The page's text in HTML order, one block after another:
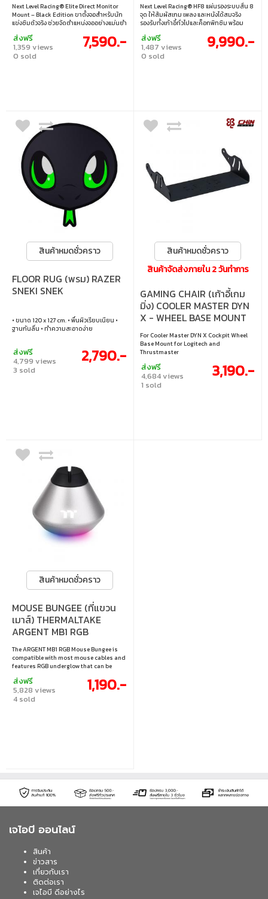
DIRECT MONITOR MOUNT
(NLR-E017)
Next Level Racing® Elite Direct Monitor
Mount – Black Edition ขาตั้งจอสำหรับนัก
แข่งซิมตัวจริง ช่วยจัดตำแหน่งจออย่างแม่นยำ
ดีไซน์ลงตัว หากใช้ร่วมกับ Motion Platform
แนะนำรุ่นขาตั้งแบบแยก
ส่งฟรี
1,359 views
0 sold
7,590.-
PRO HAPTIC FEEDBACK
GAMING PAD (NLR-G006)
Next Level Racing® HF8 แผ่นรองระบบสั่น 8
จุด ให้สัมผัสเกม เพลง และหนังได้สมจริง
รองรับทั้งเก้าอี้ทั่วไปและค็อกพิทซิม พร้อม
มอเตอร์ได้ ใช้งานง่ายไม่ต้องใช้การ์ดเสียง
เสริม
ส่งฟรี
1,487 views
0 sold
9,990.-
สินค้าหมดชั่วคราว
FLOOR RUG (พรม) RAZER
SNEKI SNEK
• ขนาด 120 x 127 cm. • พื้นผิวเรียบเนียน •
ฐานกันลื่น • ทำความสะอาดง่าย
ส่งฟรี
4,799 views
3 sold
2,790.-
สินค้าหมดชั่วคราว
สินค้าจัดส่งภายใน 2 วันทำการ
GAMING CHAIR (เก้าอี้เกม
มิ่ง) COOLER MASTER DYN
X - WHEEL BASE MOUNT
FOR
LOGITECH/THRUSMASTER
(IXM-WM1-KT-NN-1)
For Cooler Master DYN X Cockpit Wheel
Base Mount for Logitech and
Thrustmaster
ส่งฟรี
4,684 views
1 sold
3,190.-
สินค้าหมดชั่วคราว
MOUSE BUNGEE (ที่แขวน
เมาส์) THERMALTAKE
ARGENT MB1 RGB
The ARGENT MB1 RGB Mouse Bungee is
compatible with most mouse cables and
features RGB underglow that can be
settings, creating that halo effect
matching the iconic design of the Argent
series.
ส่งฟรี
5,828 views
4 sold
1,190.-
เจไอบี ออนไลน์
สินค้า
ข่าวสาร
เกี่ยวกับเรา
ติดต่อเรา
เจไอบี ดีอย่างไร